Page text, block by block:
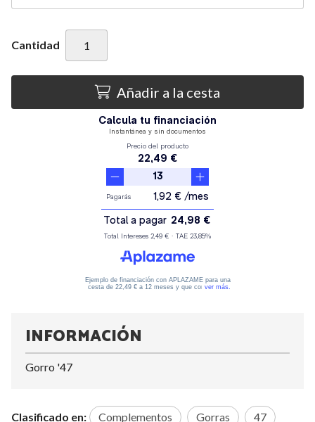
Cantidad
Añadir a la cesta
INFORMACIÓN
Gorro '47
Clasificado en: Complementos Gorras 47